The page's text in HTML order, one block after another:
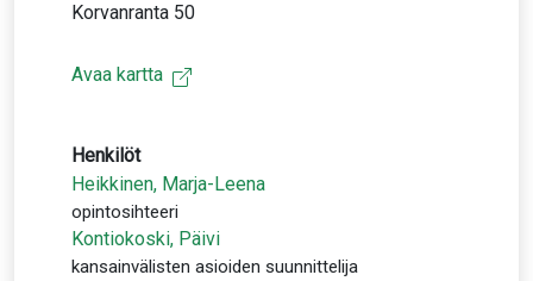
Korvanranta 50
Avaa kartta
Henkilöt
Heikkinen, Marja-Leena
opintosihteeri
Kontiokoski, Päivi
kansainvälisten asioiden suunnittelija